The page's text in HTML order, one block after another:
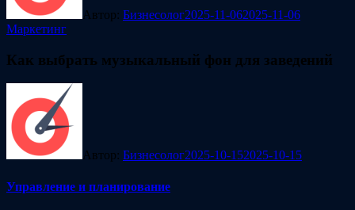
Автор: Бизнесолог2025-11-062025-11-06
Маркетинг
Как выбрать музыкальный фон для заведений
Автор: Бизнесолог2025-10-152025-10-15
Управление и планирование